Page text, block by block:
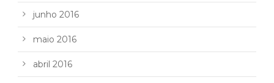
junho 2016
maio 2016
abril 2016